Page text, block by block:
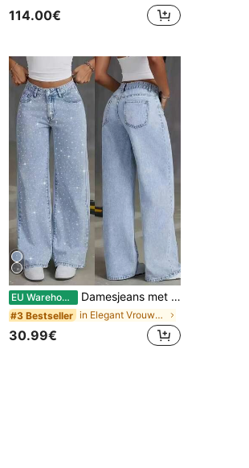
114.00€
EU Warehouse Damesjeans met wijde pijpen, versierd met sterren en strass, casual voor lente en herfst
#3 Bestseller in Elegant Vrouwen Denim
30.99€